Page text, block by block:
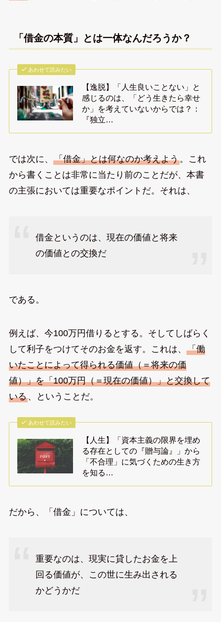
「借金の本質」とは一体なんだろうか？
あわせて読みたい
【逸脱】「人生良いことない」と
感じるのは、「どう生きたら幸せ
か」を考えていないからでは？：
『独立…
では次に、 「借金」とは何なのか考えよう。これ
から書くことは非常に当たり前のことだが、本書
の主張においては重要なポイントだ。それは、
借金というのは、現在の価値と将来
の価値との交換だ
である。
例えば、今100万円借りるとする。そしてしばらく
して利子をつけてそのお金を返す。これは、 「働
いたことによって得られる価値（＝将来の価
値）」を「100万円（＝現在の価値）」と交換して
いる、ということだ。
あわせて読みたい
【人生】「資本主義の限界を埋め
る存在としての『贈与論』」から
「不合理」に気づくための生き方
を知る…
だから、「借金」については、
重要なのは、現実に貸したお金を上
回る価値が、この世に生み出される
かどうかだ